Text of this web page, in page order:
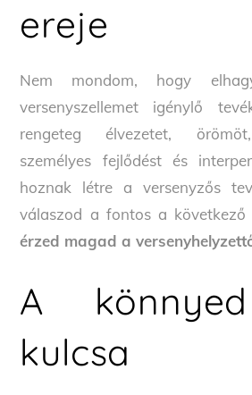
ereje
Nem mondom, hogy
versenyszellemet igénylő
rengeteg élvezetet,
személyes fejlődést és
hoznak létre a versenyzős
válaszod a fontos a következő
érzed magad a
A
kulcsa